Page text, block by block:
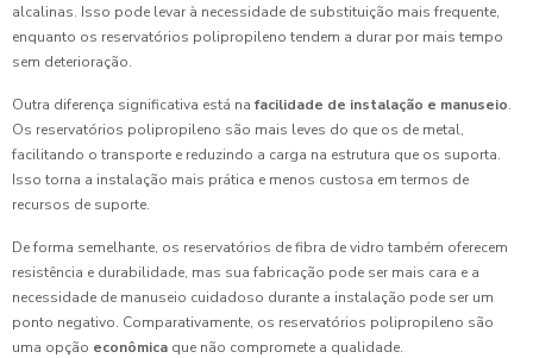
alcalinas. Isso pode levar à necessidade de substituição mais frequente,
enquanto os reservatórios polipropileno tendem a durar por mais tempo
sem deterioração.
Outra diferença significativa está na facilidade de instalação e manuseio.
Os reservatórios polipropileno são mais leves do que os de metal,
facilitando o transporte e reduzindo a carga na estrutura que os suporta.
Isso torna a instalação mais prática e menos custosa em termos de
recursos de suporte.
De forma semelhante, os reservatórios de fibra de vidro também oferecem
resistência e durabilidade, mas sua fabricação pode ser mais cara e a
necessidade de manuseio cuidadoso durante a instalação pode ser um
ponto negativo. Comparativamente, os reservatórios polipropileno são
uma opção econômica que não compromete a qualidade.